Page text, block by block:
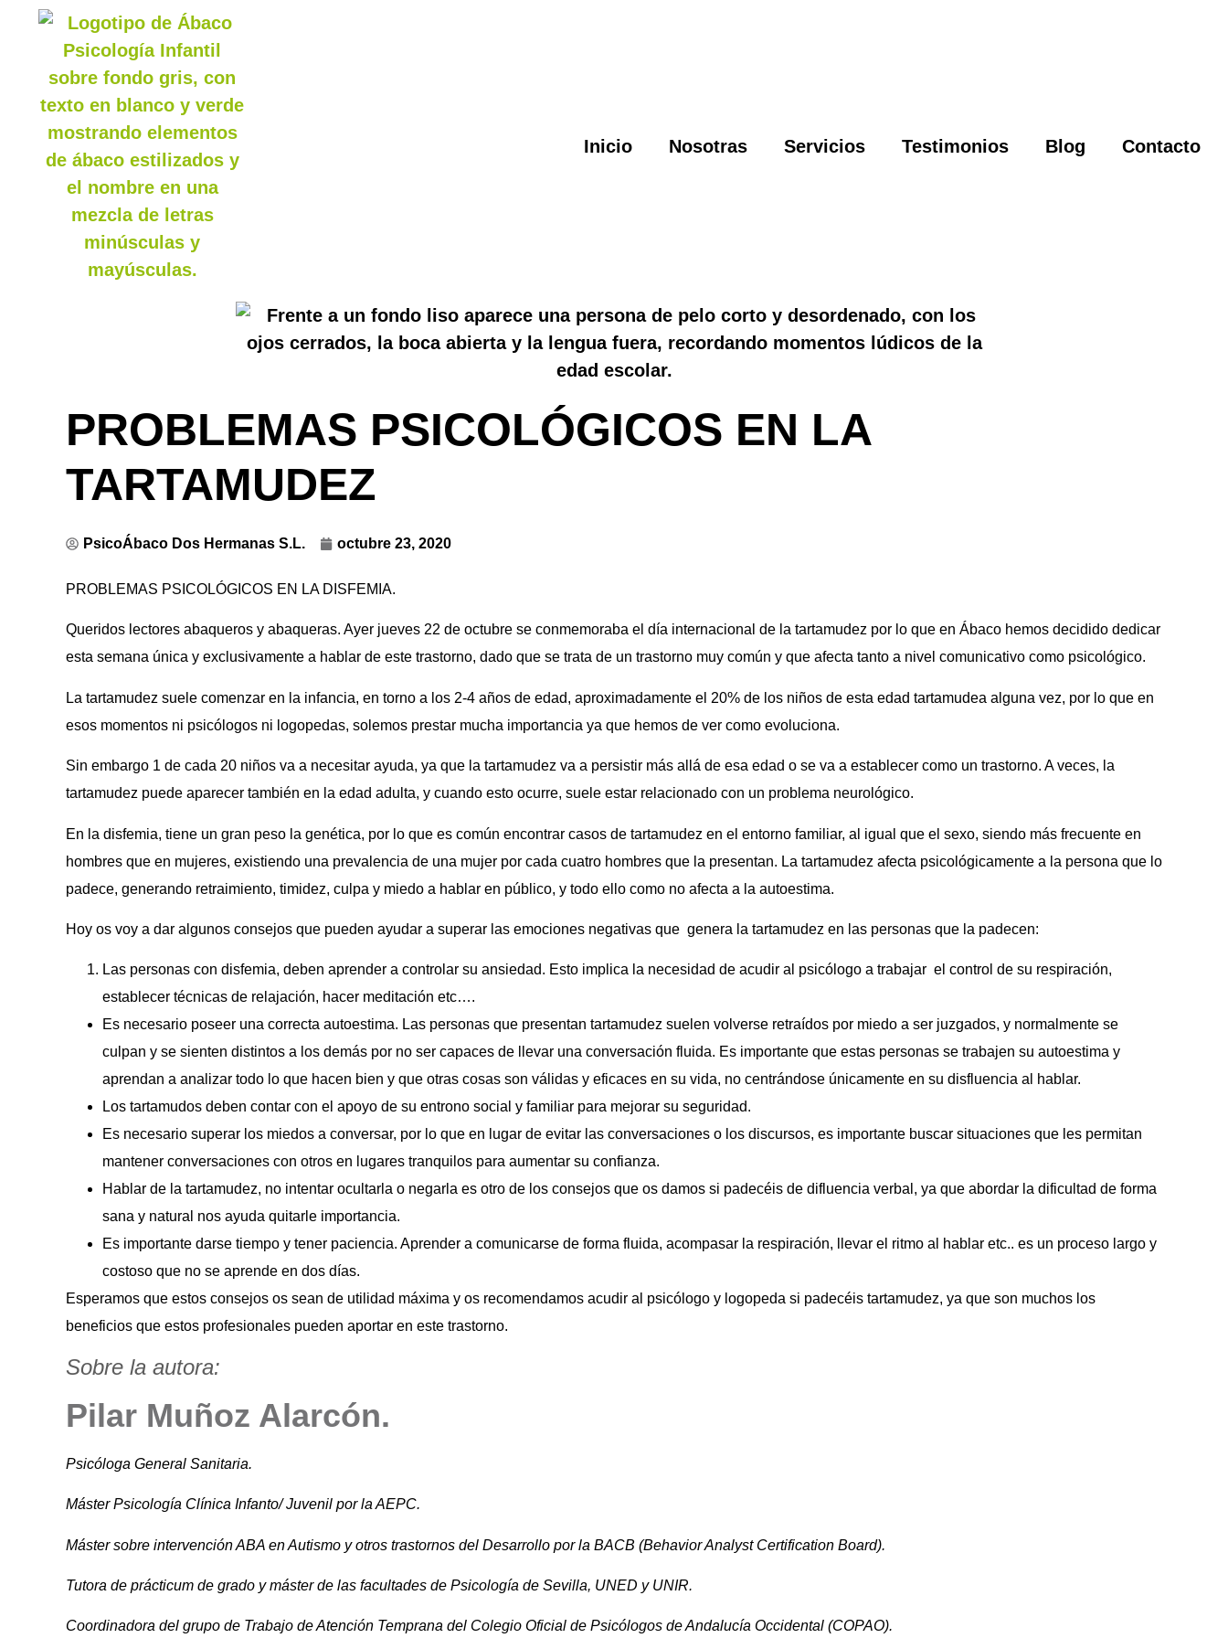
Inicio Nosotras Servicios Testimonios Blog Contacto
PROBLEMAS PSICOLÓGICOS EN LA
TARTAMUDEZ
PsicoÁbaco Dos Hermanas S.L. octubre 23, 2020
PROBLEMAS PSICOLÓGICOS EN LA DISFEMIA.
Queridos lectores abaqueros y abaqueras. Ayer jueves 22 de octubre se conmemoraba el día internacional de la tartamudez por lo que en Ábaco hemos decidido dedicar
esta semana única y exclusivamente a hablar de este trastorno, dado que se trata de un trastorno muy común y que afecta tanto a nivel comunicativo como psicológico.
La tartamudez suele comenzar en la infancia, en torno a los 2-4 años de edad, aproximadamente el 20% de los niños de esta edad tartamudea alguna vez, por lo que en
esos momentos ni psicólogos ni logopedas, solemos prestar mucha importancia ya que hemos de ver como evoluciona.
Sin embargo 1 de cada 20 niños va a necesitar ayuda, ya que la tartamudez va a persistir más allá de esa edad o se va a establecer como un trastorno. A veces, la
tartamudez puede aparecer también en la edad adulta, y cuando esto ocurre, suele estar relacionado con un problema neurológico.
En la disfemia, tiene un gran peso la genética, por lo que es común encontrar casos de tartamudez en el entorno familiar, al igual que el sexo, siendo más frecuente en
hombres que en mujeres, existiendo una prevalencia de una mujer por cada cuatro hombres que la presentan. La tartamudez afecta psicológicamente a la persona que lo
padece, generando retraimiento, timidez, culpa y miedo a hablar en público, y todo ello como no afecta a la autoestima.
Hoy os voy a dar algunos consejos que pueden ayudar a superar las emociones negativas que genera la tartamudez en las personas que la padecen:
Las personas con disfemia, deben aprender a controlar su ansiedad. Esto implica la necesidad de acudir al psicólogo a trabajar el control de su respiración,
establecer técnicas de relajación, hacer meditación etc….
Es necesario poseer una correcta autoestima. Las personas que presentan tartamudez suelen volverse retraídos por miedo a ser juzgados, y normalmente se
culpan y se sienten distintos a los demás por no ser capaces de llevar una conversación fluida. Es importante que estas personas se trabajen su autoestima y
aprendan a analizar todo lo que hacen bien y que otras cosas son válidas y eficaces en su vida, no centrándose únicamente en su disfluencia al hablar.
Los tartamudos deben contar con el apoyo de su entrono social y familiar para mejorar su seguridad.
Es necesario superar los miedos a conversar, por lo que en lugar de evitar las conversaciones o los discursos, es importante buscar situaciones que les permitan
mantener conversaciones con otros en lugares tranquilos para aumentar su confianza.
Hablar de la tartamudez, no intentar ocultarla o negarla es otro de los consejos que os damos si padecéis de difluencia verbal, ya que abordar la dificultad de forma
sana y natural nos ayuda quitarle importancia.
Es importante darse tiempo y tener paciencia. Aprender a comunicarse de forma fluida, acompasar la respiración, llevar el ritmo al hablar etc.. es un proceso largo y
costoso que no se aprende en dos días.
Esperamos que estos consejos os sean de utilidad máxima y os recomendamos acudir al psicólogo y logopeda si padecéis tartamudez, ya que son muchos los
beneficios que estos profesionales pueden aportar en este trastorno.
Sobre la autora:
Pilar Muñoz Alarcón.
Psicóloga General Sanitaria.
Máster Psicología Clínica Infanto/ Juvenil por la AEPC.
Máster sobre intervención ABA en Autismo y otros trastornos del Desarrollo por la BACB (Behavior Analyst Certification Board).
Tutora de prácticum de grado y máster de las facultades de Psicología de Sevilla, UNED y UNIR.
Coordinadora del grupo de Trabajo de Atención Temprana del Colegio Oficial de Psicólogos de Andalucía Occidental (COPAO).